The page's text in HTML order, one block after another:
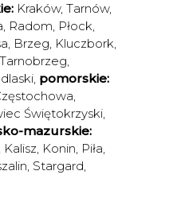
Kraków, Tarnów,
, Radom, Płock,
, Brzeg, Kluczbork,
Tarnobrzeg,
, pomorskie:
,
Świętokrzyski,
mazurskie:
Kalisz, Konin, Piła,
, Stargard,